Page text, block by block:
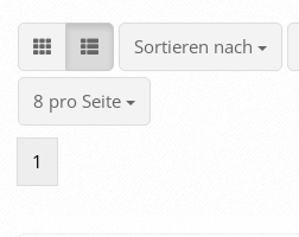
Sortieren nach
Sortieren nach
8 pro Seite
pro Seite
1